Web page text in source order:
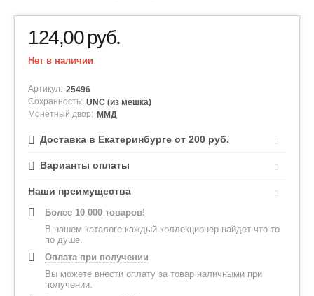
124,00руб.
Нет в наличии
Артикул: 25496
Сохранность: UNC (из мешка)
Монетный двор: ММД
Доставка в Екатеринбурге от 200 руб.
Варианты оплаты
Наши преимущества
Более 10 000 товаров!
В нашем каталоге каждый коллекционер найдет что-то
по душе.
Оплата при получении
Вы можете внести оплату за товар наличными при
получении.